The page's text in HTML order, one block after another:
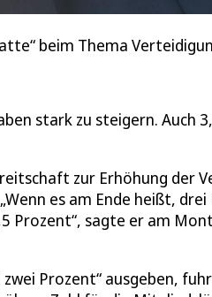
beim Thema
stark zu steigern. Auch
zur Erhöhung der
es am Ende heißt,
Prozent“, sagte er am
Prozent“ ausgeben,